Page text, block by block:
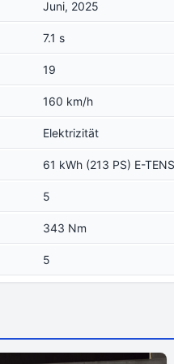
Juni, 2025
7.1 s
19
160 km/h
Elektrizität
61 kWh (213 PS) E-
5
343 Nm
5